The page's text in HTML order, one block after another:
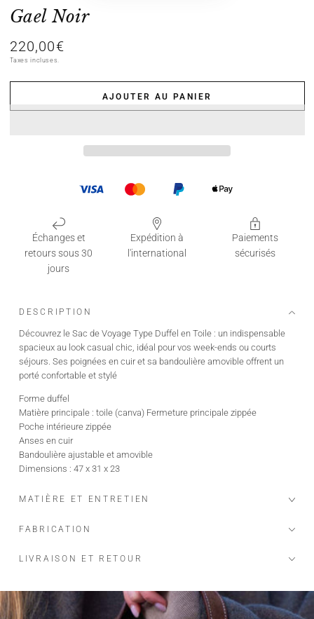
Gael Noir
Prix
normal
220,00€
Taxes incluses.
AJOUTER AU PANIER
Échanges et
retours sous 30
jours
Expédition à
l'international
Paiements
sécurisés
DESCRIPTION
Découvrez le Sac de Voyage Type Duffel en Toile : un indispensable
spacieux au look casual chic, idéal pour vos week-ends ou courts
séjours. Ses poignées en cuir et sa bandoulière amovible offrent un
porté confortable et stylé
Forme duffel
Matière principale : toile (canva) Fermeture principale zippée
Poche intérieure zippée
Anses en cuir
Bandoulière ajustable et amovible
Dimensions : 47 x 31 x 23
MATIÈRE ET ENTRETIEN
FABRICATION
LIVRAISON ET RETOUR